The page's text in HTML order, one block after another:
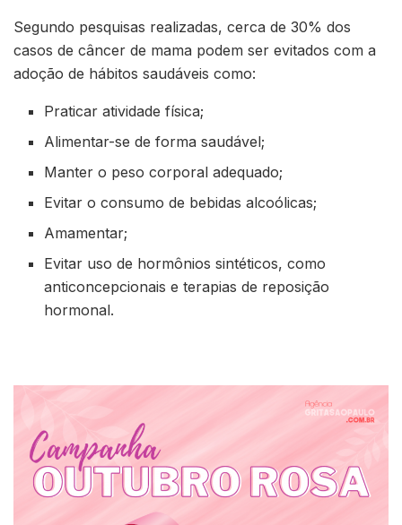
Segundo pesquisas realizadas, cerca de 30% dos
casos de câncer de mama podem ser evitados com a
adoção de hábitos saudáveis como:
Praticar atividade física;
Alimentar-se de forma saudável;
Manter o peso corporal adequado;
Evitar o consumo de bebidas alcoólicas;
Amamentar;
Evitar uso de hormônios sintéticos, como
anticoncepcionais e terapias de reposição
hormonal.